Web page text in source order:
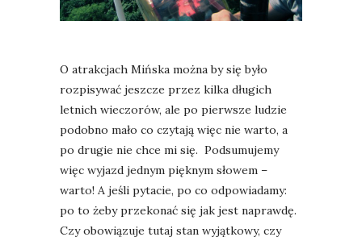
O atrakcjach Mińska można by się było
rozpisywać jeszcze przez kilka długich
letnich wieczorów, ale po pierwsze ludzie
podobno mało co czytają więc nie warto, a
po drugie nie chce mi się. Podsumujemy
więc wyjazd jednym pięknym słowem –
warto! A jeśli pytacie, po co odpowiadamy:
po to żeby przekonać się jak jest naprawdę.
Czy obowiązuje tutaj stan wyjątkowy, czy